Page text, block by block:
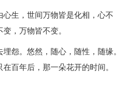
生，世间万物皆是化相，心不
，万物皆不变。
怨。悠然，随心，随性，随缘。
百年后，那一朵花开的时间。